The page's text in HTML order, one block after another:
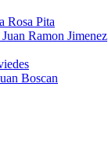
Rosa Pita
Ramon Jimenez
Boscan